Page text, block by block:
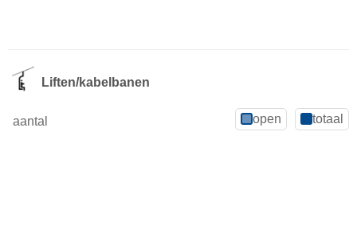
Liften/kabelbanen
aantal open totaal